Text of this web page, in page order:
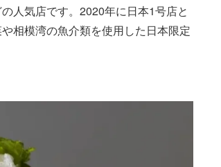
人気店です。2020年に日本1号店と
相模湾の魚介類を使用した日本限定